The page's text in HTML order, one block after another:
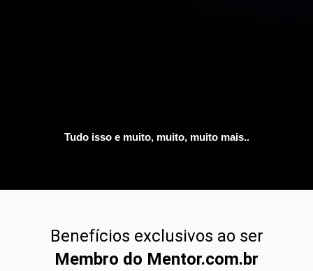
Tudo isso e muito, muito, muito mais..
Benefícios exclusivos ao ser
Membro do Mentor.com.br